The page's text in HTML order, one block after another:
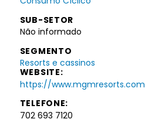
SUB-SETOR
Não informado
SEGMENTO
Resorts e cassinos
WEBSITE:
https://www.mgmresorts.com
TELEFONE:
702 693 7120